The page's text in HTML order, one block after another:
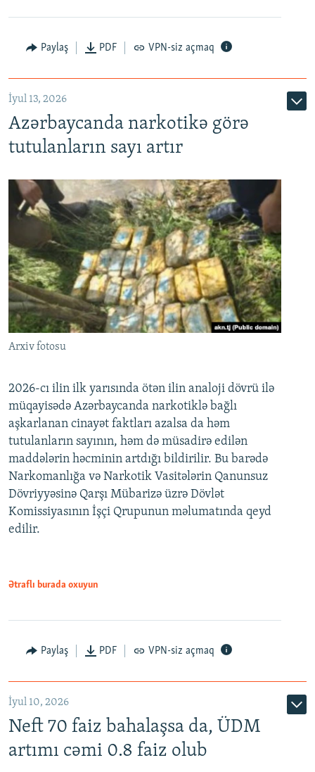
Paylaş PDF VPN-siz açmaq
İyul 13, 2026
Azərbaycanda narkotikə görə
tutulanların sayı artır
Arxiv fotosu
2026-cı ilin ilk yarısında ötən ilin analoji dövrü ilə
müqayisədə Azərbaycanda narkotiklə bağlı
aşkarlanan cinayət faktları azalsa da həm
tutulanların sayının, həm də müsadirə edilən
maddələrin həcminin artdığı bildirilir. Bu barədə
Narkomanlığa və Narkotik Vasitələrin Qanunsuz
Dövriyyəsinə Qarşı Mübarizə üzrə Dövlət
Komissiyasının İşçi Qrupunun məlumatında qeyd
edilir.
Ətraflı burada oxuyun
Paylaş PDF VPN-siz açmaq
İyul 10, 2026
Neft 70 faiz bahalaşsa da, ÜDM
artımı cəmi 0.8 faiz olub